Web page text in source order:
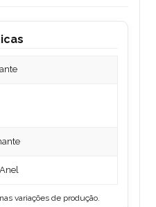
variações de produção.